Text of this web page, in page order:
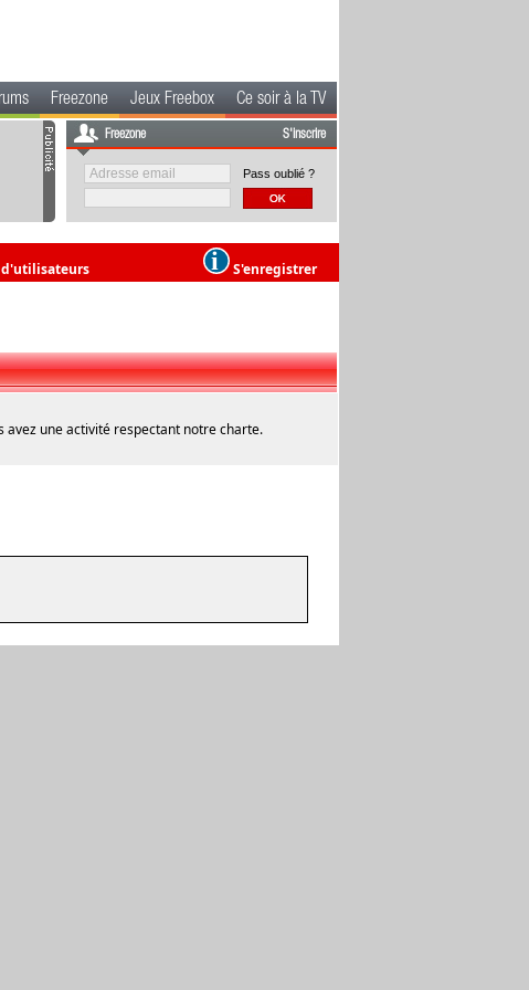
Freezone Jeux Freebox Ce soir à la TV
Freezone S'inscrire
Pass oublié ?
d'utilisateurs S'enregistrer
une activité respectant notre charte.